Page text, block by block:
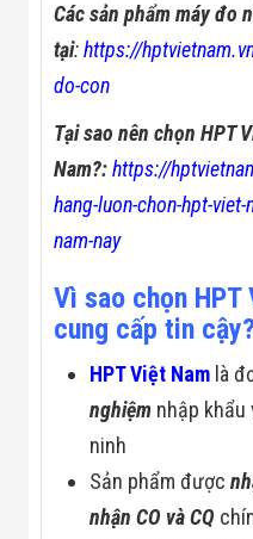
Các sản phẩm máy đo
tại:https://
do-con
Tại sao nên chọn HPT
Nam?:https://
hang-luon-chon-hpt-
nam-nay
Vì sao chọn HPT
cung cấp tin
HPT Việt Nam là
nghiệm nhập khẩu
ninh
Sản phẩm được
nhận CO và CQ